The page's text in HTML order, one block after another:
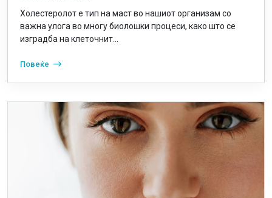
Холестеролот е тип на маст во нашиот организам со
важна улога во многу биолошки процеси, како што се
изградба на клеточнит...
Повеќе